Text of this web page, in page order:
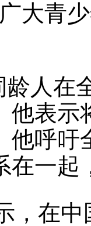
大青
龄人在
他表示
他呼吁
在一起
，在